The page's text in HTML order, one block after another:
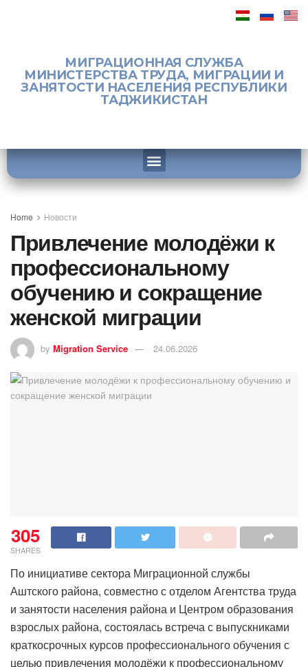
МИГРАЦИОННАЯ СЛУЖБА
МИНИСТЕРСТВА ТРУДА, МИГРАЦИИ И
ЗАНЯТОСТИ НАСЕЛЕНИЯ РЕСПУБЛИКИ
ТАДЖИКИСТАН
Home Новости
Привлечение молодёжи к
профессиональному
обучению и сокращение
женской миграции
by Migration Service 24.06.2026
305
SHARES
По инициативе сектора Миграционной службы
Аштского района, совместно с отделом Агентства труда
и занятости населения района и Центром образования
взрослых района, состоялась встреча с выпускниками
краткосрочных курсов профессионального обучения с
целью привлечения молодёжи к профессиональному